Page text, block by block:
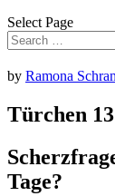
Select Page
by Ramona
Türchen 13
Tage?